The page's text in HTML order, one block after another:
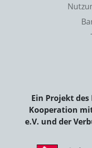
Ein Projekt
Kooperation
e.V. und der